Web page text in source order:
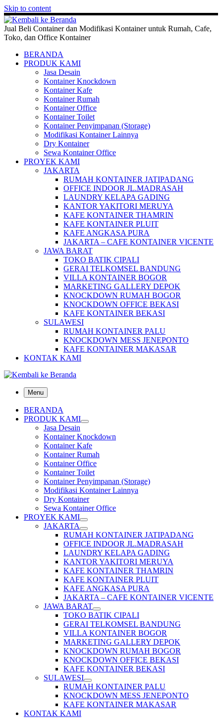
Skip to content
Jual Beli Container dan Modifikasi Kontainer untuk Rumah, Cafe,
Toko, dan Office Kontainer
BERANDA
PRODUK KAMI
Jasa Desain
Kontainer Knockdown
Kontainer Kafe
Kontainer Rumah
Kontainer Office
Kontainer Toilet
Kontainer Penyimpanan (Storage)
Modifikasi Kontainer Lainnya
Dry Kontainer
Sewa Kontainer Office
PROYEK KAMI
JAKARTA
RUMAH KONTAINER JATIPADANG
OFFICE INDOOR JL.MADRASAH
LAUNDRY KELAPA GADING
KANTOR YAKITORI MERUYA
KAFE KONTAINER THAMRIN
KAFE KONTAINER PLUIT
KAFE ANGKASA PURA
JAKARTA – CAFE KONTAINER VICENTE
JAWA BARAT
TOKO BATIK CIPALI
GERAI TELKOMSEL BANDUNG
VILLA KONTAINER BOGOR
MARKETING GALLERY DEPOK
KNOCKDOWN RUMAH BOGOR
KNOCKDOWN OFFICE BEKASI
KAFE KONTAINER BEKASI
SULAWESI
RUMAH KONTAINER PALU
KNOCKDOWN MESS JENEPONTO
KAFE KONTAINER MAKASAR
KONTAK KAMI
Menu
BERANDA
PRODUK KAMI
Jasa Desain
Kontainer Knockdown
Kontainer Kafe
Kontainer Rumah
Kontainer Office
Kontainer Toilet
Kontainer Penyimpanan (Storage)
Modifikasi Kontainer Lainnya
Dry Kontainer
Sewa Kontainer Office
PROYEK KAMI
JAKARTA
RUMAH KONTAINER JATIPADANG
OFFICE INDOOR JL.MADRASAH
LAUNDRY KELAPA GADING
KANTOR YAKITORI MERUYA
KAFE KONTAINER THAMRIN
KAFE KONTAINER PLUIT
KAFE ANGKASA PURA
JAKARTA – CAFE KONTAINER VICENTE
JAWA BARAT
TOKO BATIK CIPALI
GERAI TELKOMSEL BANDUNG
VILLA KONTAINER BOGOR
MARKETING GALLERY DEPOK
KNOCKDOWN RUMAH BOGOR
KNOCKDOWN OFFICE BEKASI
KAFE KONTAINER BEKASI
SULAWESI
RUMAH KONTAINER PALU
KNOCKDOWN MESS JENEPONTO
KAFE KONTAINER MAKASAR
KONTAK KAMI